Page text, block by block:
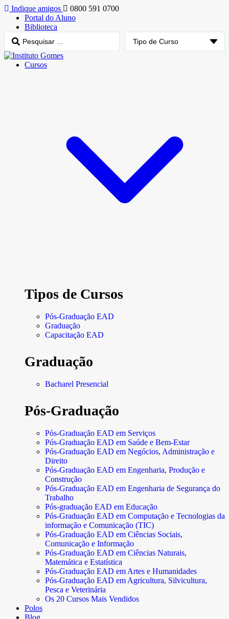
Indique amigos
0800 591 0700
Portal do Aluno
Biblioteca
Cursos
Tipos de Cursos
Pós-Graduação EAD
Graduação
Capacitação EAD
Graduação
Bacharel Presencial
Pós-Graduação
Pós-Graduação EAD em Serviços
Pós-Graduação EAD em Saúde e Bem-Estar
Pós-Graduação EAD em Negócios, Administração e
Direito
Pós-Graduação EAD em Engenharia, Produção e
Construção
Pós-Graduação EAD em Engenharia de Segurança do
Trabalho
Pós-graduação EAD em Educação
Pós-Graduação EAD em Computação e Tecnologias da
informação e Comunicação (TIC)
Pós-Graduação EAD em Ciências Sociais,
Comunicação e Informação
Pós-Graduação EAD em Ciências Naturais,
Matemática e Estatística
Pós-Graduação EAD em Artes e Humanidades
Pós-Graduação EAD em Agricultura, Silvicultura,
Pesca e Veterinária
Os 20 Cursos Mais Vendidos
Polos
Blog